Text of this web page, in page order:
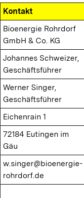
Kontakt
Bioenergie Rohrdorf
GmbH & Co. KG
Johannes Schweizer,
Geschäftsführer
Werner Singer,
Geschäftsführer
Eichenrain 1
72184 Eutingen im
Gäu
w.singer@bioenergie-
rohrdorf.de